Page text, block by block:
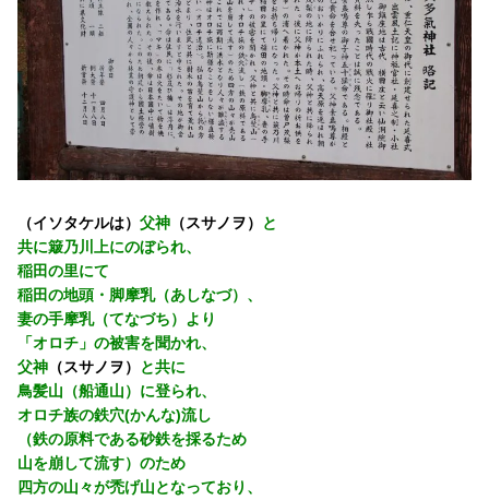
（イソタケルは） 父神 （スサノヲ）
と
共に簸乃川上にのぼられ、
稲田の里にて
稲田の地頭・脚摩乳（あしなづ）、
妻の手摩乳（てなづち）より
「オロチ」の被害を聞かれ、
父神 （スサノヲ）
と共に
鳥髪山（船通山）に登られ、
オロチ族の鉄穴(かんな)流し
（鉄の原料である砂鉄を採るため
山を崩して流す）のため
四方の山々が禿げ山となっており、